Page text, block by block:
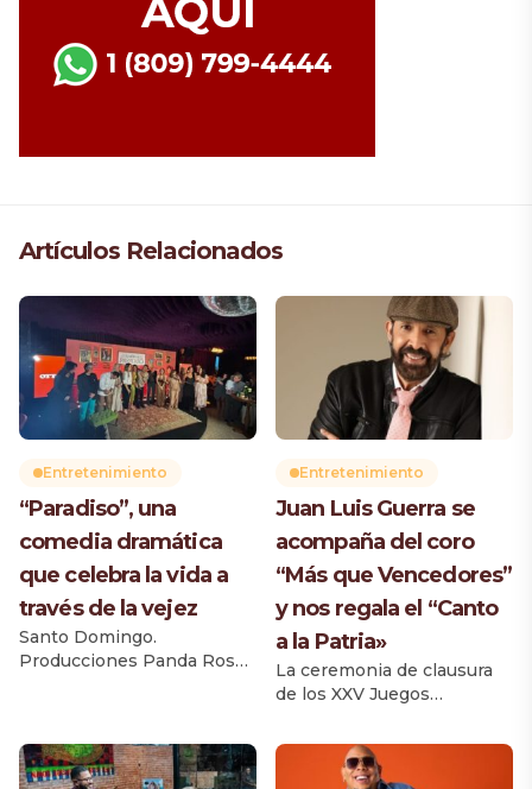
Artículos Relacionados
Entretenimiento
“Paradiso”, una
comedia dramática
que celebra la vida a
través de la vejez
Santo Domingo.
Producciones Panda Rosa
dramática que se estrenará
a partir del 3 de
Entretenimiento
Juan Luis Guerra se
acompaña del coro
“Más que Vencedores”
y nos regala el “Canto
a la Patria»
La ceremonia de clausura
de los XXV Juegos
Caribe Santo Domingo
2026 tendrá un momento